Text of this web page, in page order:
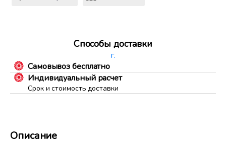
Способы доставки
г.
Самовывоз бесплатно
Индивидуальный расчет
Срок и стоимость доставки
Описание